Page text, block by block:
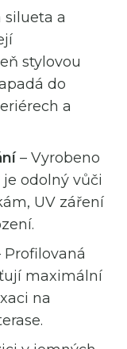
silueta a
stylovou
do
a
– Vyrobeno
odolný vůči
UV záření
Profilovaná
maximální
na